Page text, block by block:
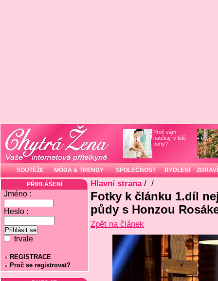
Proč vám
natékají v létě
nohy?
SOUTĚŽE MÓDA & TRENDY SPOLEČNOST BYDLENÍ ZDRAVÍ
PŘIHLÁŠENÍ
Jméno :
Heslo :
trvale
REGISTRACE
Proč se registrovat?
Hlavní strana/ /
Fotky k článku 1.díl
půdy s Honzou
Zpět na článek